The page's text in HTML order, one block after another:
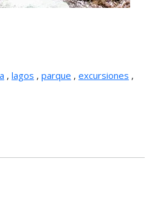
, lagos , parque , excursiones ,